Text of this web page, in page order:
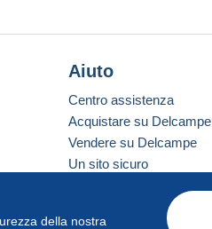
della nostra
Aiuto
Centro assistenza
Acquistare su Delcampe
Vendere su Delcampe
Un sito sicuro